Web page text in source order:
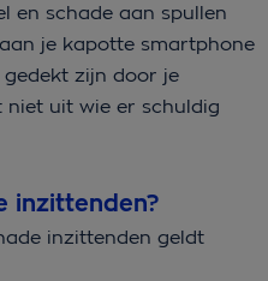
en schade aan spullen
je kapotte smartphone
zijn door je
niet uit wie er schuldig
inzittenden?
inzittenden geldt